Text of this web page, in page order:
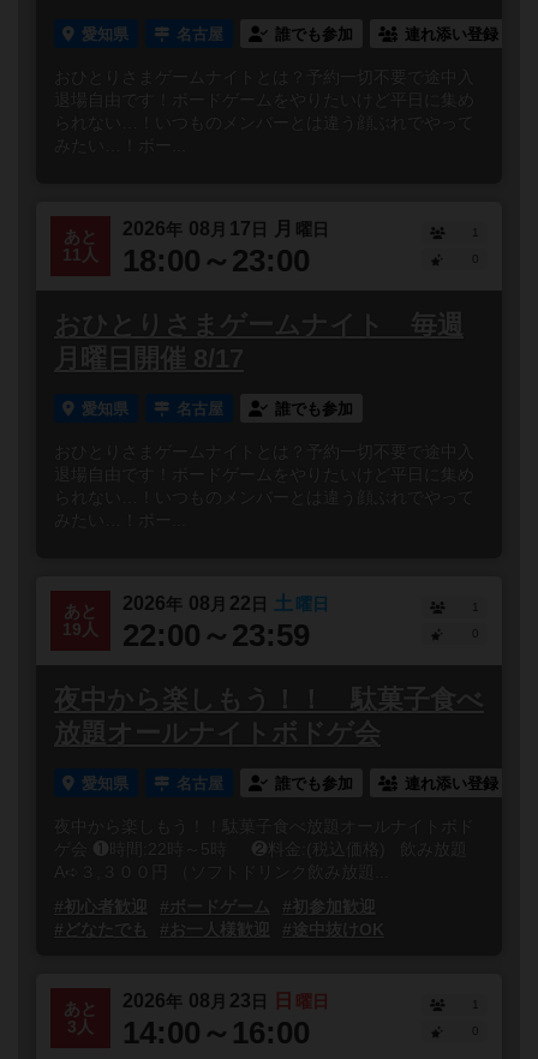
愛知県 名古屋 誰でも参加 連れ添い登録
おひとりさまゲームナイトとは？予約一切不要で途中入
退場自由です！ボードゲームをやりたいけど平日に集め
られない…！いつものメンバーとは違う顔ぶれでやって
あと
11人
2026年 08 月 17 日 月 曜日
18:00～23:00
1
おひとりさまゲームナイト 毎週
月曜日開催 8/17
愛知県 名古屋 誰でも参加
おひとりさまゲームナイトとは？予約一切不要で途中入
退場自由です！ボードゲームをやりたいけど平日に集め
られない…！いつものメンバーとは違う顔ぶれでやって
あと
19人
2026年 08 月 22 日 土 曜日
22:00～23:59
1
夜中から楽しもう！！ 駄菓子食べ
放題オールナイトボドゲ会
愛知県 名古屋 誰でも参加 連れ添い登録
夜中から楽しもう！！駄菓子食べ放題オールナイトボド
ゲ会 ❶時間:22時～5時 ❷料金:(税込価格) 飲み放題
A➪３,３００円 （ソフトドリンク飲み放題...
#初心者歓迎
#ボードゲーム
#初参加歓迎
#どなたでも
#お一人様歓迎 #途中抜けOK
あと
3人
2026年 08 月 23 日 日 曜日
14:00～16:00
1